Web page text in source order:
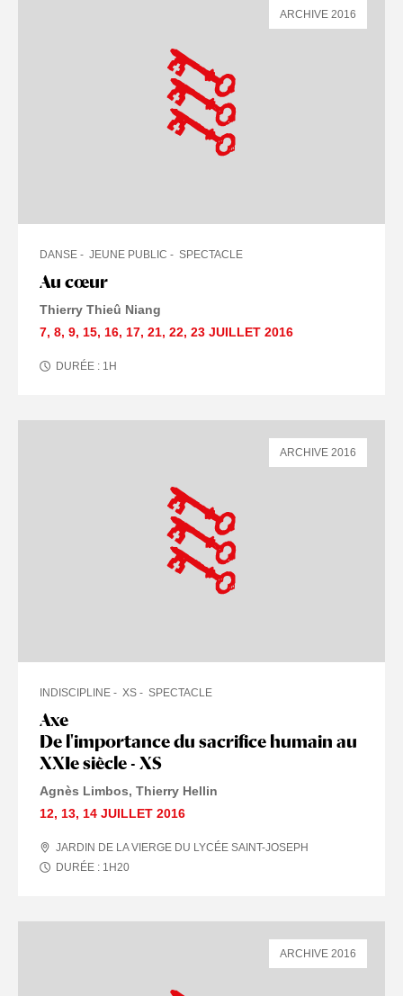
Au cœur
DANSE JEUNE PUBLIC SPECTACLE
Thierry Thieû Niang
7, 8, 9, 15, 16, 17, 21, 22, 23 JUILLET 2016
DURÉE : 1 H
ARCHIVE 2016
Axe
De l'importance du sacrifice humain au
XXIe siècle - XS
INDISCIPLINE XS SPECTACLE
Agnès Limbos Thierry Hellin
12, 13, 14 JUILLET 2016
JARDIN DE LA VIERGE DU LYCÉE SAINT-JOSEPH
DURÉE : 1 H20
ARCHIVE 2016
ARCHIVE 2016